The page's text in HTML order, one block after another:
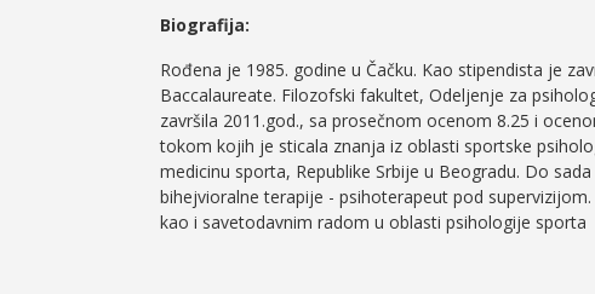
Biografija:
Rođena je 1985. godine u Čačku. Kao stipendista je
Baccalaureate. Filozofski fakultet, Odeljenje za
završila 2011.god., sa prosečnom ocenom 8.25 i
tokom kojih je sticala znanja iz oblasti sportske
medicinu sporta, Republike Srbije u Beogradu. Do
bihejvioralne terapije - psihoterapeut pod
kao i savetodavnim radom u oblasti psihologije sporta